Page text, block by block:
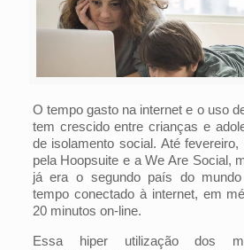
O tempo gasto na internet e o uso
tem crescido entre crianças e
de isolamento social. Até
pela Hoopsuite e a We Are Social,
já era o segundo país do
tempo conectado à internet, em
20 minutos on-line.
Essa hiper utilização dos